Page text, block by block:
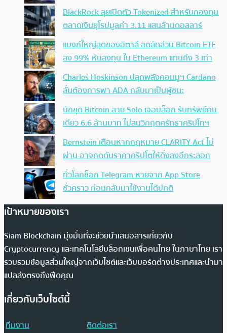
BlackRock ลุยเปิดตัว Tokenized สำหรับกองทุน
ตลาดเงินยุโรปมูลค่า 3.11 แสนล้านดอลลาร์
แบงก์ใหญ่สุดของอิตาลี ลดสัดส่วน Bitcoin ETF
ลง 99% หันลงทุน ใน Ethereum แทนถึง 3 เท่า
Charles Hoskinson ปลุกพลังคอมมูฯ Cardano
ลั่นต้องการพา ADA กลับมาเป็นผู้ชนะ
นักขุด Bitcoin สาย Solo เจอบล็อก รับทรัพย์คน
เดียว 6.6 ล้านบาท ไม่สนวิกฤตศรัทธาคริปโทฯ
Bernstein เตือนหากกฎหมาย CLARITY Act ไม่
ผ่าน อาจกดดันราคาคริปโตให้ดิ่งลงอีกระลอก
ทั่วโลกช็อก Telegram หายจาก App Store
ชั่วคราว ก่อนกลับมาใช้งานได้ปกติ
เป้าหมายของเรา
Siam Blockchain มุ่งมั่นที่จะช่วยนำเสนอสารเกี่ยวกับ
Cryptocurrency และเทคโนโลยีบล็อกเชนเพื่อคนไทย ในภาษาไทย เรา
รวบรวมข้อมูลส่วนใหญ่จากเว็บไซต์และเว็บบอร์ดต่างประเทศและนำมา
แปลส่งตรงถึงฟีดคุณ
เกี่ยวกับเว็บไซต์นี้
ทีมงาน
ติดต่อเรา